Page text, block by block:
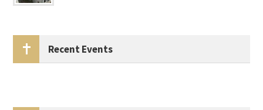
Recent Events